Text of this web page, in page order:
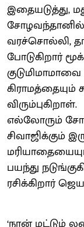
இதையடுத்து,
சோழவந்தானில்
வரச்சொல்லி,
போடுகிறார்
கிராமத்தையும்
விரும்புகிறாள்.
எல்லோரும்
சிவாஜிக்கும்
பயந்து
ரசிக்கிறார்